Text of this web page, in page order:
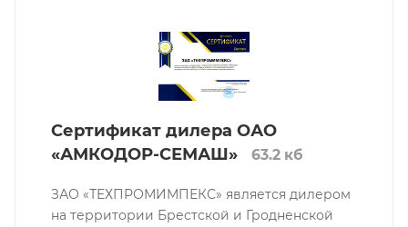
Сертификат дилера ОАО
«АМКОДОР-СЕМАШ»
63.2 кб
ЗАО «ТЕХПРОМИМПЕКС» является дилером
на территории Брестской и Гродненской